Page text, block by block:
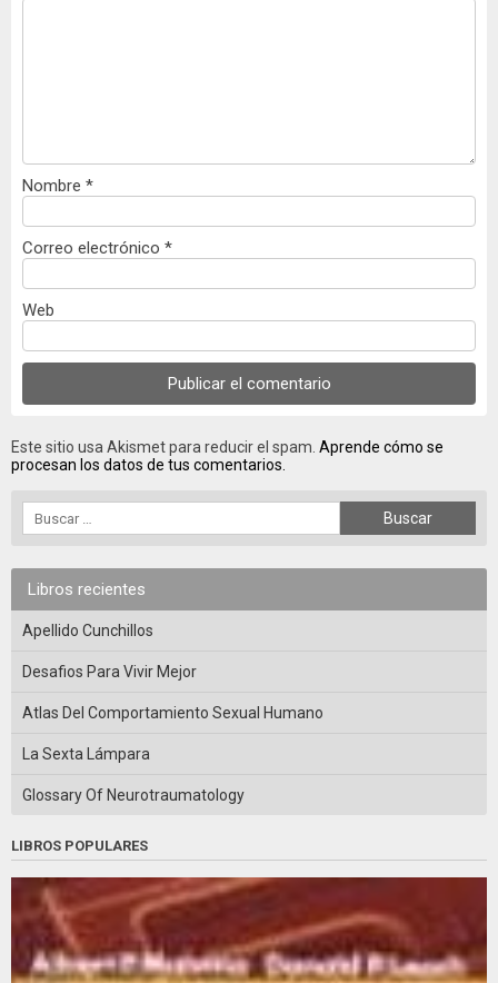
Nombre *
Correo electrónico *
Web
Este sitio usa Akismet para reducir el spam. Aprende cómo se
procesan los datos de tus comentarios.
Libros recientes
Apellido Cunchillos
Desafios Para Vivir Mejor
Atlas Del Comportamiento Sexual Humano
La Sexta Lámpara
Glossary Of Neurotraumatology
LIBROS POPULARES